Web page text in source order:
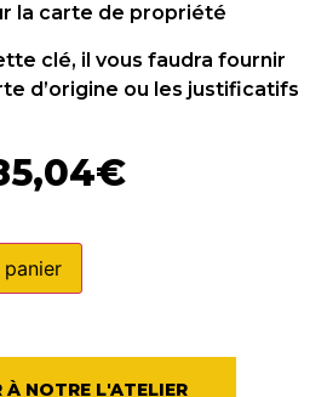
la carte de propriété
clé, il vous faudra fournir
d’origine ou les justificatifs
€
À NOTRE L'ATELIER